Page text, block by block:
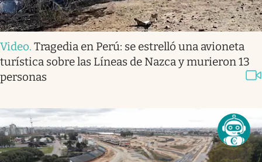
Video. Tragedia en Perú: se estrelló una avioneta
turística sobre las Líneas de Nazca y murieron 13
personas